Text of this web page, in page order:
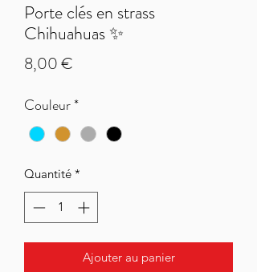
Porte clés en strass
Chihuahuas ✨
8,00 €
Couleur*
Quantité *
Ajouter au panier